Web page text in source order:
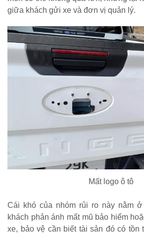
giữa khách gửi xe và đơn vị quản lý.
Mất logo ô tô
Cái khó của nhóm rủi ro này nằm
khách phản ánh mất mũ bảo hiểm
xe, bảo vệ cần biết tài sản đó có tồn